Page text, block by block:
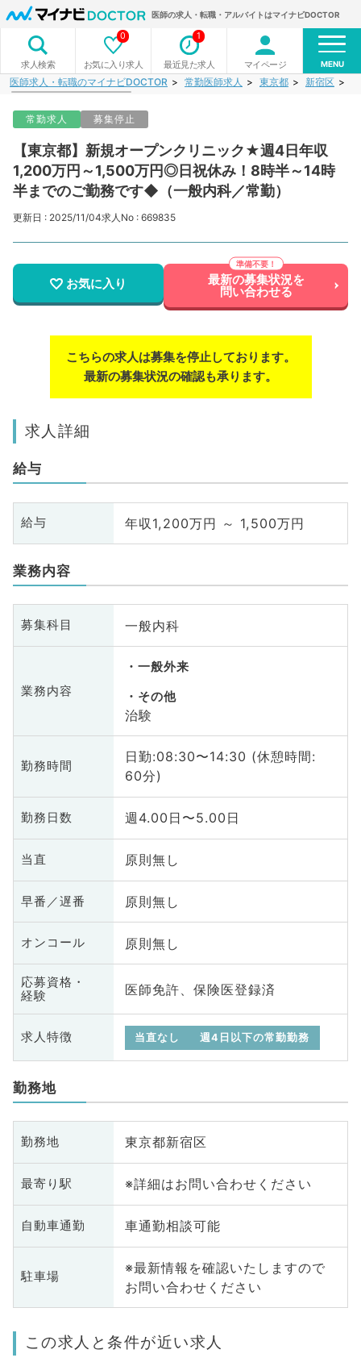
医師の求人・転職・アルバイトはマイナビDOCTOR
求人検索 お気に入り求人
0
最近見た求人
1
マイページ MENU
医師求人・転職のマイナビDOCTOR 常勤医師求人 東京都 新宿区
常勤求人 募集停止
【東京都】新規オープンクリニック★週4日年収
1,200万円～1,500万円◎日祝休み！8時半～14時
半までのご勤務です◆（一般内科／常勤）
更新日 : 2025/11/04求人No : 669835
お気に入り 最新の募集状況を
問い合わせる
こちらの求人は募集を停止しております。
最新の募集状況の確認も承ります。
求人詳細
給与
給与 年収1,200万円 ～ 1,500万円
業務内容
募集科目 一般内科
業務内容
一般外来
その他
治験
勤務時間
日勤:08:30〜14:30 (休憩時間:
60分)
勤務日数 週4.00日〜5.00日
当直 原則無し
早番／遅番 原則無し
オンコール 原則無し
応募資格・
経験
医師免許、保険医登録済
求人特徴 当直なし 週4日以下の常勤勤務
勤務地
勤務地 東京都新宿区
最寄り駅 ※詳細はお問い合わせください
自動車通勤 車通勤相談可能
駐車場
※最新情報を確認いたしますので
お問い合わせください
この求人と条件が近い求人